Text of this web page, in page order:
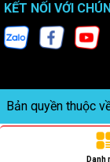
KẾT NỐI VỚI
Bản quyền thuộc
Danh